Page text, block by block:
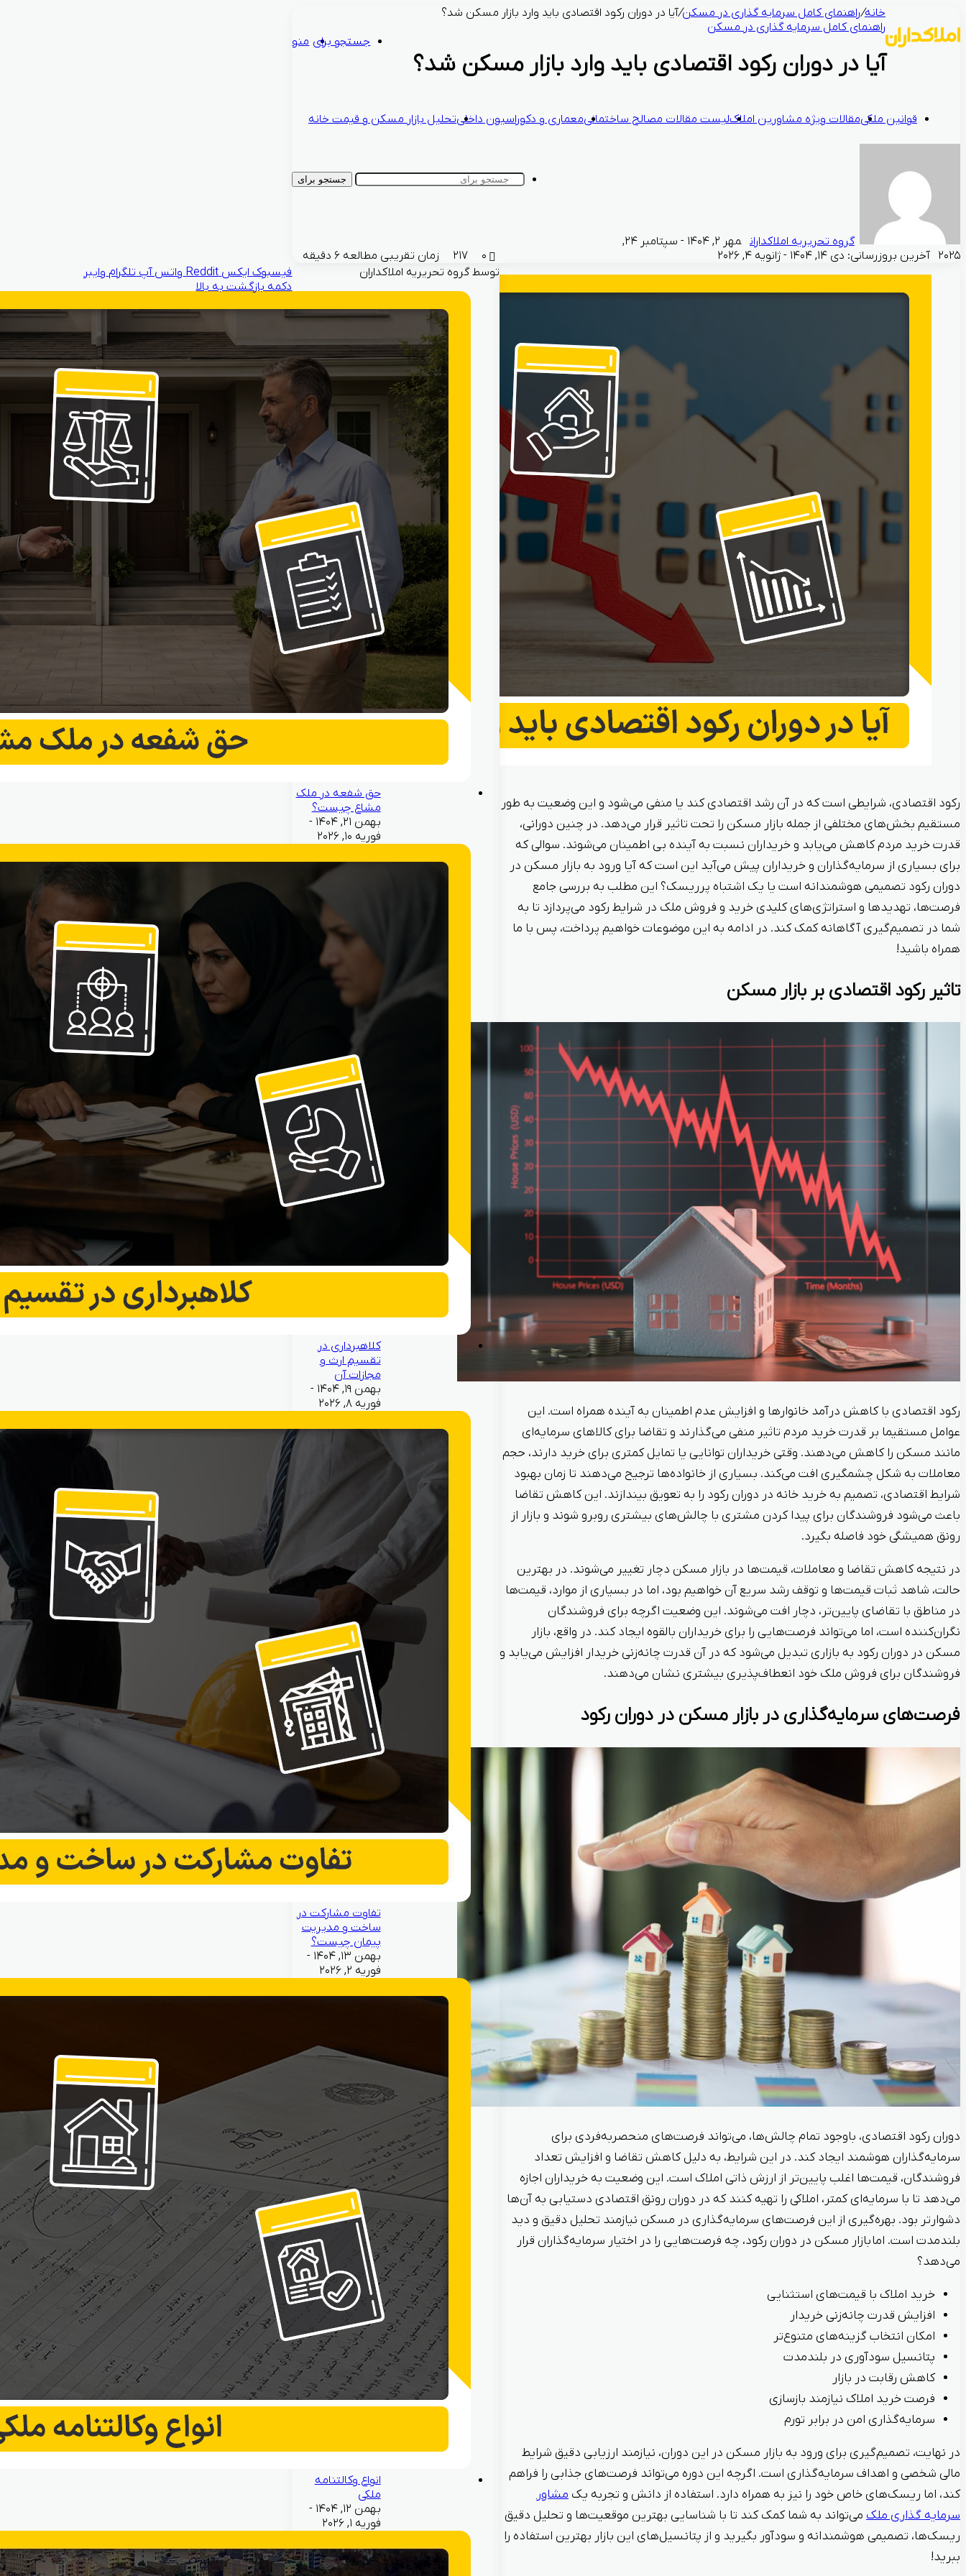
منو جستجو برای
قوانین ملکیمقالات ویژه مشاورین املاکلیست مقالات مصالح ساختمانیمعماری و دکوراسیون داخلیتحلیل بازار مسکن و قیمت خانه
جستجو برای
خانه/راهنمای کامل سرمایه‌ گذاری در مسکن/آیا در دوران رکود اقتصادی باید وارد بازار مسکن شد؟
راهنمای کامل سرمایه‌ گذاری در مسکن
آیا در دوران رکود اقتصادی باید وارد بازار مسکن شد؟
گروه تحریریه املاکداران
مهر ۲, ۱۴۰۴ - سپتامبر ۲۴,
۲۰۲۵
آخرین بروزرسانی: دی ۱۴, ۱۴۰۴ - ژانویه ۴, ۲۰۲۶ ۰ زمان تقریبی مطالعه ۶ دقیقه
رکود اقتصادی، شرایطی است که در آن رشد اقتصادی کند یا منفی می‌شود و این وضعیت به طور
مستقیم بخش‌های مختلفی از جمله بازار مسکن را تحت تاثیر قرار می‌دهد. در چنین دورانی،
قدرت خرید مردم کاهش می‌یابد و خریداران نسبت به آینده بی اطمینان می‌شوند. سوالی که
برای بسیاری از سرمایه‌گذاران و خریداران پیش می‌آید این است که آیا ورود به بازار مسکن در
دوران رکود تصمیمی هوشمندانه است یا یک اشتباه پرریسک؟ این مطلب به بررسی جامع
فرصت‌ها، تهدیدها و استراتژی‌های کلیدی خرید و فروش ملک در شرایط رکود می‌پردازد تا به
شما در تصمیم‌گیری آگاهانه کمک کند. در ادامه به این موضوعات خواهیم پرداخت، پس با ما
همراه باشید!
تاثیر رکود اقتصادی بر بازار مسکن
رکود اقتصادی با کاهش درآمد خانوارها و افزایش عدم اطمینان به آینده همراه است. این
عوامل مستقیما بر قدرت خرید مردم تاثیر منفی می‌گذارند و تقاضا برای کالاهای سرمایه‌ای
مانند مسکن را کاهش می‌دهند. وقتی خریداران توانایی یا تمایل کمتری برای خرید دارند، حجم
معاملات به شکل چشمگیری افت می‌کند. بسیاری از خانواده‌ها ترجیح می‌دهند تا زمان بهبود
شرایط اقتصادی، تصمیم به خرید خانه در دوران رکود را به تعویق بیندازند. این کاهش تقاضا
باعث می‌شود فروشندگان برای پیدا کردن مشتری با چالش‌های بیشتری روبرو شوند و بازار از
رونق همیشگی خود فاصله بگیرد.
در نتیجه کاهش تقاضا و معاملات، قیمت‌ها در بازار مسکن دچار تغییر می‌شوند. در بهترین
حالت، شاهد ثبات قیمت‌ها و توقف رشد سریع آن خواهیم بود، اما در بسیاری از موارد، قیمت‌ها
در مناطق با تقاضای پایین‌تر، دچار افت می‌شوند. این وضعیت اگرچه برای فروشندگان
نگران‌کننده است، اما می‌تواند فرصت‌هایی را برای خریداران بالقوه ایجاد کند. در واقع، بازار
مسکن در دوران رکود به بازاری تبدیل می‌شود که در آن قدرت چانه‌زنی خریدار افزایش می‌یابد و
فروشندگان برای فروش ملک خود انعطاف‌پذیری بیشتری نشان می‌دهند.
فرصت‌های سرمایه‌گذاری در بازار مسکن در دوران رکود
دوران رکود اقتصادی، باوجود تمام چالش‌ها، می‌تواند فرصت‌های منحصربه‌فردی برای
سرمایه‌گذاران هوشمند ایجاد کند. در این شرایط، به دلیل کاهش تقاضا و افزایش تعداد
فروشندگان، قیمت‌ها اغلب پایین‌تر از ارزش ذاتی املاک است. این وضعیت به خریداران اجازه
می‌دهد تا با سرمایه‌ای کمتر، املاکی را تهیه کنند که در دوران رونق اقتصادی دستیابی به آن‌ها
دشوارتر بود. بهره‌گیری از این فرصت‌های سرمایه‌گذاری در مسکن نیازمند تحلیل دقیق و دید
بلندمدت است. اما بازار مسکن در دوران رکود، چه فرصت‌هایی را در اختیار سرمایه‌گذاران قرار
می‌دهد؟
خرید املاک با قیمت‌های استثنایی
افزایش قدرت چانه‌زنی خریدار
امکان انتخاب گزینه‌های متنوع‌تر
پتانسیل سودآوری در بلندمدت
کاهش رقابت در بازار
فرصت خرید املاک نیازمند بازسازی
سرمایه‌گذاری امن در برابر تورم
در نهایت، تصمیم‌گیری برای ورود به بازار مسکن در این دوران، نیازمند ارزیابی دقیق شرایط
مالی شخصی و اهداف سرمایه‌گذاری است. اگرچه این دوره می‌تواند فرصت‌های جذابی را فراهم
کند، اما ریسک‌های خاص خود را نیز به همراه دارد. استفاده از دانش و تجربه یک مشاور
سرمایه‌ گذاری ملک می‌تواند به شما کمک کند تا با شناسایی بهترین موقعیت‌ها و تحلیل دقیق
ریسک‌ها، تصمیمی هوشمندانه و سودآور بگیرید و از پتانسیل‌های این بازار بهترین استفاده را
ببرید!
توسط گروه تحریریه املاکداران
حق شفعه در ملک
مشاع چیست؟
بهمن ۲۱, ۱۴۰۴ -
فوریه ۱۰, ۲۰۲۶
کلاهبرداری در
تقسیم ارث و
مجازات آن
بهمن ۱۹, ۱۴۰۴ -
فوریه ۸, ۲۰۲۶
تفاوت مشارکت در
ساخت و مدیریت
پیمان چیست؟
بهمن ۱۳, ۱۴۰۴ -
فوریه ۲, ۲۰۲۶
انواع وکالتنامه
ملکی
بهمن ۱۲, ۱۴۰۴ -
فوریه ۱, ۲۰۲۶
فیسبوک ایکس Reddit واتس آپ تلگرام وایبر
دکمه بازگشت به بالا